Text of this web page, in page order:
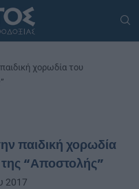
χορωδία του
παιδική χορωδία
“Αποστολής”
2017